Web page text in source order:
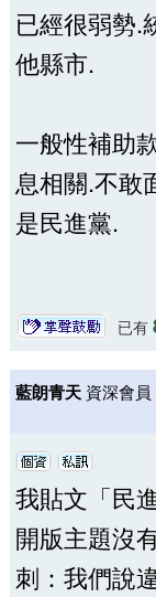
已經很弱勢.
他縣市.
一般性補助
息相關.不敢
是民進黨.
已有
藍朗青天 資深會員
我貼文「民
開版主題沒
刺：我們說